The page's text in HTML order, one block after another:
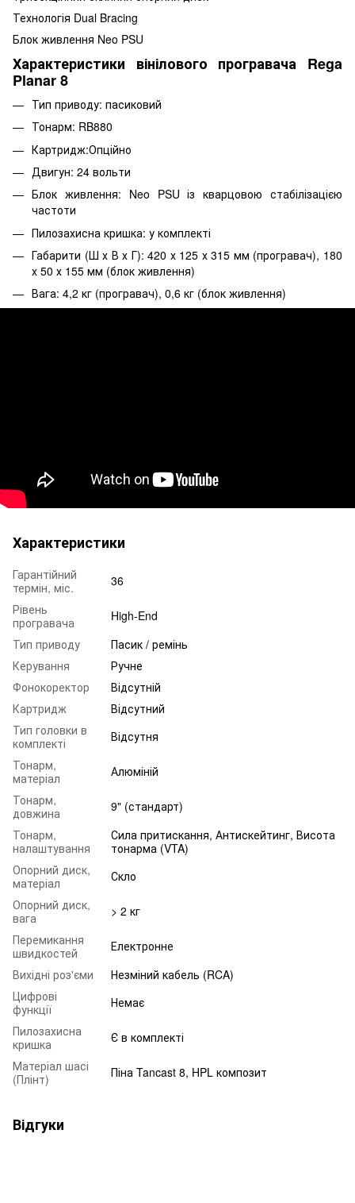
Технологія Dual Bracing
Блок живлення Neo PSU
Характеристики вінілового програвача Rega
Planar 8
Тип приводу: пасиковий
Тонарм: RB880
Картридж:Опційно
Двигун: 24 вольти
Блок живлення: Neo PSU із кварцовою стабілізацією
частоти
Пилозахисна кришка: у комплекті
Габарити (Ш х В х Г): 420 х 125 х 315 мм (програвач), 180
х 50 х 155 мм (блок живлення)
Вага: 4,2 кг (програвач), 0,6 кг (блок живлення)
Характеристики
Гарантійний
термін, міс.
36
Рівень
програвача
High-End
Тип приводу
Пасик / ремінь
Керування
Ручне
Фонокоректор
Відсутній
Картридж
Відсутний
Тип головки в
комплекті
Відсутня
Тонарм,
матеріал
Алюміній
Тонарм,
довжина
9" (стандарт)
Тонарм,
налаштування
Сила притискання, Антискейтинг, Висота
тонарма (VTA)
Опорний диск,
матеріал
Скло
Опорний диск,
вага
> 2 кг
Перемикання
швидкостей
Електронне
Вихідні роз'єми
Незміний кабель (RCA)
Цифрові
функції
Немає
Пилозахисна
кришка
Є в комплекті
Матеріал шасі
(Плінт)
Піна Tancast 8, HPL композит
Відгуки